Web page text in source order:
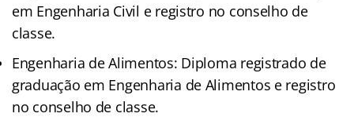
em Engenharia Civil e registro no conselho de
classe.
Engenharia de Alimentos: Diploma registrado de
graduação em Engenharia de Alimentos e registro
no conselho de classe.